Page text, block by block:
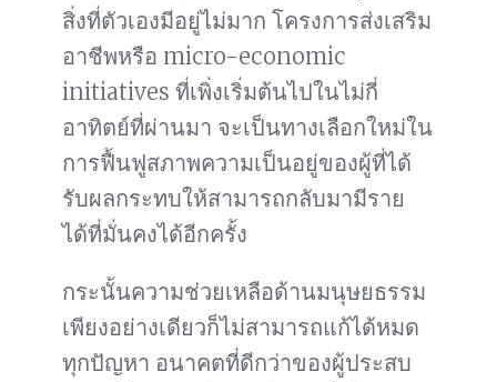
สิ่งที่ตัวเองมีอยู่ไม่มาก โครงการส่งเสริม
อาชีพหรือ micro-economic
initiatives ที่เพิ่งเริ่มต้นไปในไม่กี่
อาทิตย์ที่ผ่านมา จะเป็นทางเลือกใหม่ใน
การฟื้นฟูสภาพความเป็นอยู่ของผู้ที่ได้
รับผลกระทบให้สามารถกลับมามีราย
ได้ที่มั่นคงได้อีกครั้ง
กระนั้นความช่วยเหลือด้านมนุษยธรรม
เพียงอย่างเดียวก็ไม่สามารถแก้ได้หมด
ทุกปัญหา อนาคตที่ดีกว่าของผู้ประสบ